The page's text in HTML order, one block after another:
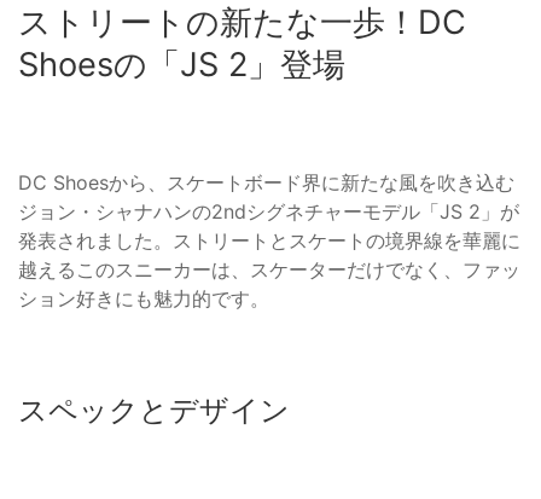
ストリートの新たな一歩！DC
Shoesの「JS 2」登場
DC Shoesから、スケートボード界に新たな風を吹き込む
ジョン・シャナハンの2ndシグネチャーモデル「JS 2」が
発表されました。ストリートとスケートの境界線を華麗に
越えるこのスニーカーは、スケーターだけでなく、ファッ
ション好きにも魅力的です。
スペックとデザイン